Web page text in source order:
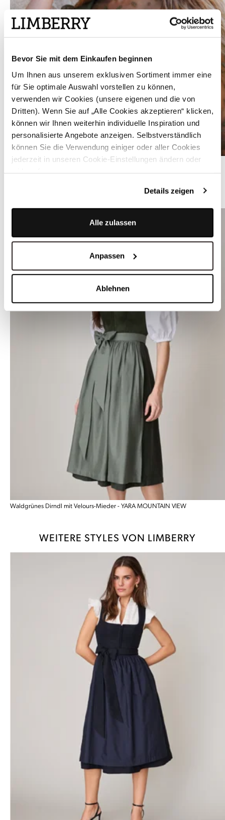
Bevor Sie mit dem Einkaufen beginnen
Um Ihnen aus unserem exklusiven Sortiment immer eine
für Sie optimale Auswahl vorstellen zu können,
verwenden wir Cookies (unsere eigenen und die von
Dritten). Wenn Sie auf „Alle Cookies akzeptieren“ klicken,
können wir Ihnen weiterhin individuelle Inspiration und
personalisierte Angebote anzeigen. Selbstverständlich
können Sie die Verwendung einiger oder aller Cookies
jederzeit in unseren Cookie-Einstellungen ändern oder
Details zeigen
Alle zulassen
Anpassen
Ablehnen
Dirndlbluse in Khaki mit Blumenmuster - AMIRA KHAKI
ÄHNLICHE PRODUKTE
Waldgrünes Dirndl mit Velours-Mieder - YARA MOUNTAIN VIEW
WEITERE STYLES VON LIMBERRY